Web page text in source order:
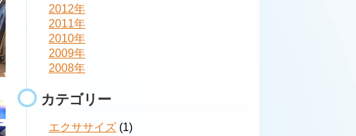
2012年
2011年
2010年
2009年
2008年
カテゴリー
エクササイズ (1)